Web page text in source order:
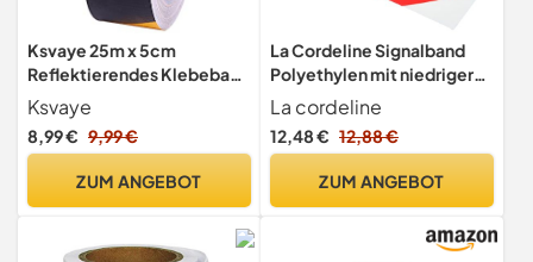
Ksvaye 25m x 5cm
Reflektierendes Klebeband
Schwarz Gelb Warnband
Selbstklebend
Reflektorband
Wasserdicht
Warnmarkierung Sicherheit
Ksvaye
8,99 € 9,99 €
ZUM ANGEBOT
La Cordeline Signalband
Polyethylen mit niedriger
Dichte (LDPE), 50 mm x 100
m, Markierungsband, Rot
und Weiß
La cordeline
12,48 € 12,88 €
ZUM ANGEBOT